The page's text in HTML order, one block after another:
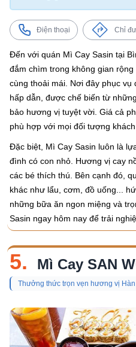
Điện thoại Chỉ
Đến với quán Mì Cay Sasin tại
đắm chìm trong không gian
cùng thoải mái. Nơi đây phục vụ
hấp dẫn, được chế biến từ
bảo hương vị tuyệt vời. Giá cả
phù hợp với mọi đối tượng khách
Đặc biệt, Mì Cay Sasin luôn là
đình có con nhỏ. Hương vị cay
các bé thích thú. Bên cạnh đó,
khác như lẩu, cơm, đồ uống...
những bữa ăn ngon miệng và
Sasin ngay hôm nay để trải
5. Mì Cay SAN
Thưởng thức trọn vẹn hương vị